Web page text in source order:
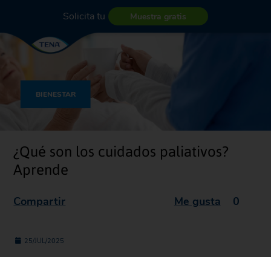
Solicita tu Muestra gratis
BIENESTAR
¿Qué son los cuidados paliativos?
Aprende
Compartir Me gusta 0
25/JUL/2025